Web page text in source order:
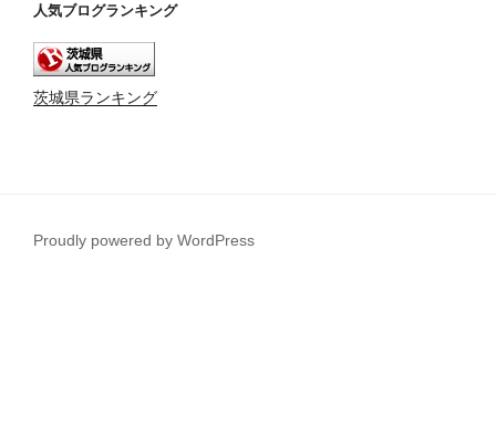
人気ブログランキング
茨城県ランキング
Proudly powered by WordPress